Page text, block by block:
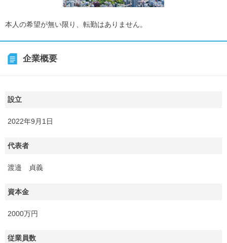
本人の希望が無い限り、転勤はありません。
企業概要
設立
2022年9月1日
代表者
渡邉 貞義
資本金
2000万円
従業員数